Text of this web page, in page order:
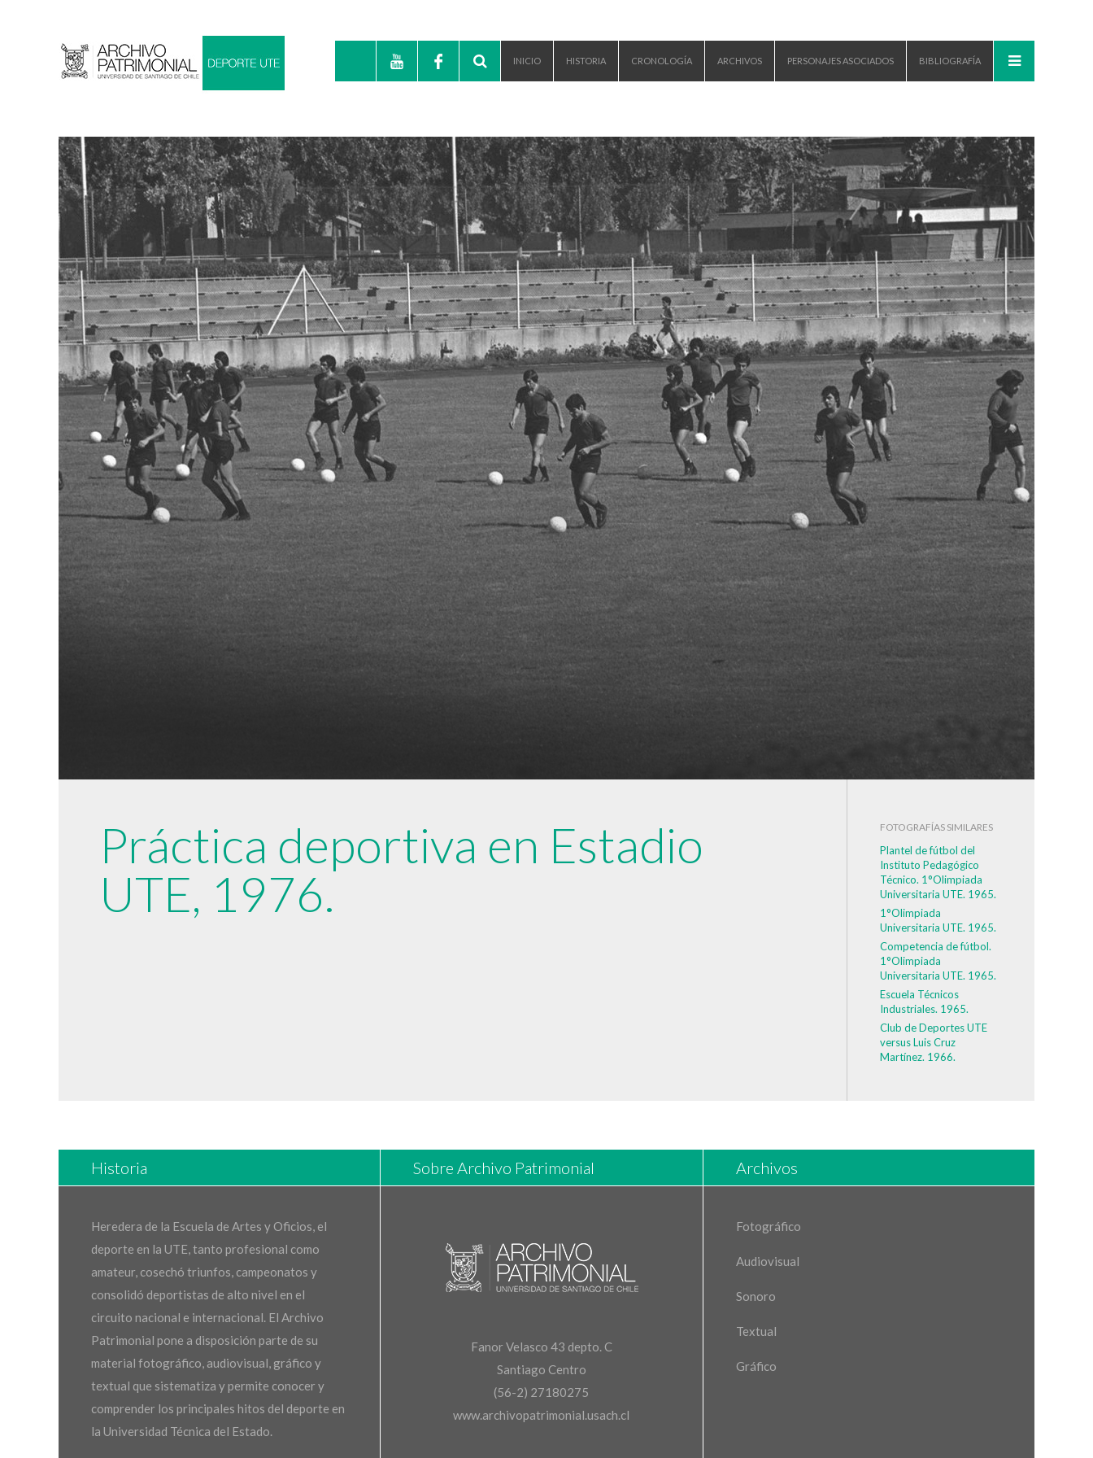
INICIO HISTORIA CRONOLOGÍA ARCHIVOS PERSONAJES ASOCIADOS BIBLIOGRAFÍA
FOTOGRAFÍAS SIMILARES
Plantel de fútbol del
Instituto Pedagógico
Técnico. 1°Olimpiada
Universitaria UTE. 1965.
1°Olimpiada
Universitaria UTE. 1965.
Competencia de fútbol.
1°Olimpiada
Universitaria UTE. 1965.
Escuela Técnicos
Industriales. 1965.
Club de Deportes UTE
versus Luis Cruz
Martínez. 1966.
Práctica deportiva en Estadio
UTE, 1976.
Historia
Heredera de la Escuela de Artes y Oficios, el
deporte en la UTE, tanto profesional como
amateur, cosechó triunfos, campeonatos y
consolidó deportistas de alto nivel en el
circuito nacional e internacional. El Archivo
Patrimonial pone a disposición parte de su
material fotográfico, audiovisual, gráfico y
textual que sistematiza y permite conocer y
comprender los principales hitos del deporte en
la Universidad Técnica del Estado.
Sobre Archivo Patrimonial
Fanor Velasco 43 depto. C
Santiago Centro
(56-2) 27180275
www.archivopatrimonial.usach.cl
Archivos
Fotográfico
Audiovisual
Sonoro
Textual
Gráfico